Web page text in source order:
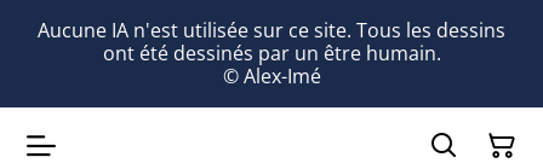
Aucune IA n'est utilisée sur ce site. Tous les dessins
ont été dessinés par un être humain.
© Alex-Imé